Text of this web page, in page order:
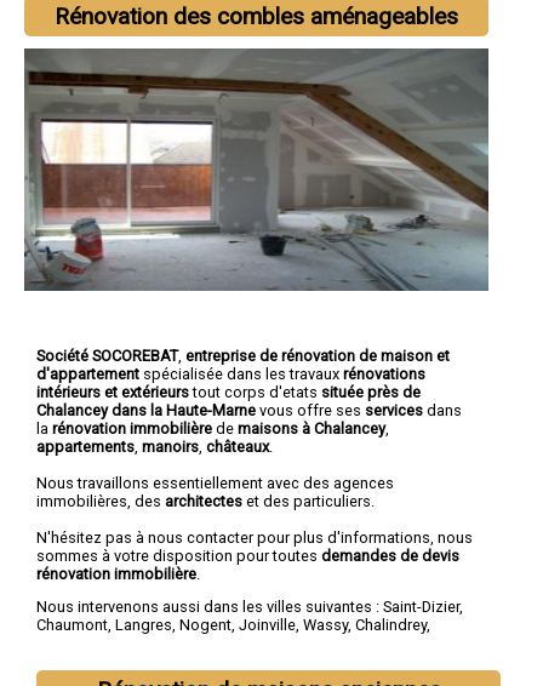
Rénovation des combles aménageables
Société SOCOREBAT, entreprise de rénovation de maison et
d'appartement spécialisée dans les travaux rénovations
intérieurs et extérieurstout corps d'etats située près de
Chalancey dans la Haute-Marne vous offre ses services dans
la rénovation immobilière de maisons à Chalancey,
appartements manoirs châteaux.
Nous travaillons essentiellement avec des agences
immobilières, des architectes et des particuliers.
N'hésitez pas à nous contacter pour plus d'informations, nous
sommes à votre disposition pour toutes demandes de devis
rénovation immobilière
Nous intervenons aussi dans les villes suivantes : Saint-Dizier,
Chaumont, Langres, Nogent, Joinville, Wassy, Chalindrey,